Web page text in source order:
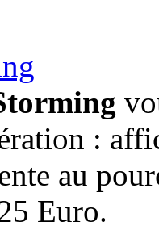
:
au
Euro.